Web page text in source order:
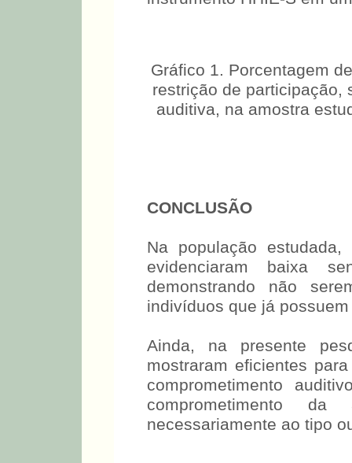
instrumento HHIE-S em
CONCLUSÃO
evidenciaram baixa
demonstrando não
indivíduos que já
Ainda, na presente